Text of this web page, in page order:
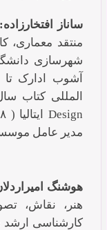
ساناز افتخارزاده:
منتقد معماری،
شهرسازی
آشوب ادارک تا
مدیر عامل موسسه
هوشنگ
هنر، نقاش،
کارشناسی ارشد